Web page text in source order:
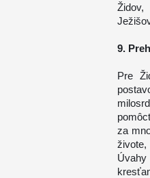
9.
Pre
za